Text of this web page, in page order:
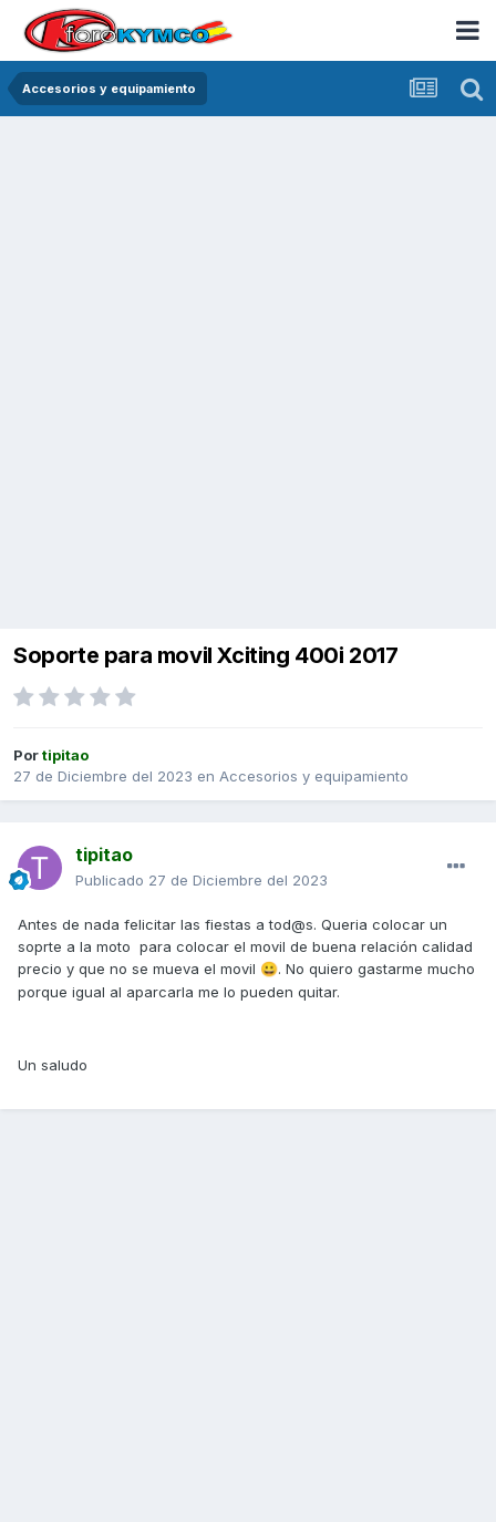
Accesorios y equipamiento
Soporte para movil Xciting 400i 2017
Portipitao
27 de Diciembre del 2023 en Accesorios y equipamiento
tipitao
Publicado 27 de Diciembre del 2023
Antes de nada felicitar las fiestas a tod@s. Queria colocar un
soprte a la moto para colocar el movil de buena relación calidad
precio y que no se mueva el movil 😀. No quiero gastarme mucho
porque igual al aparcarla me lo pueden quitar.
Un saludo